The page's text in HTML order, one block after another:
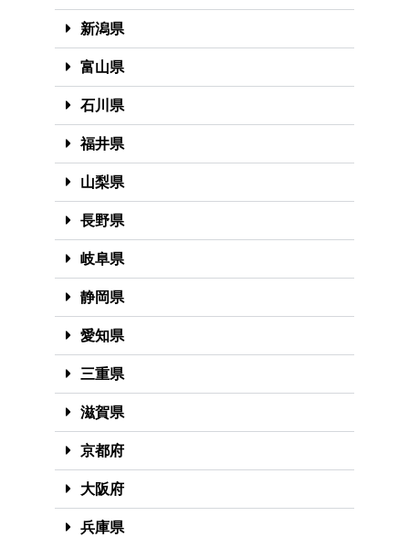
新潟県
富山県
石川県
福井県
山梨県
長野県
岐阜県
静岡県
愛知県
三重県
滋賀県
京都府
大阪府
兵庫県